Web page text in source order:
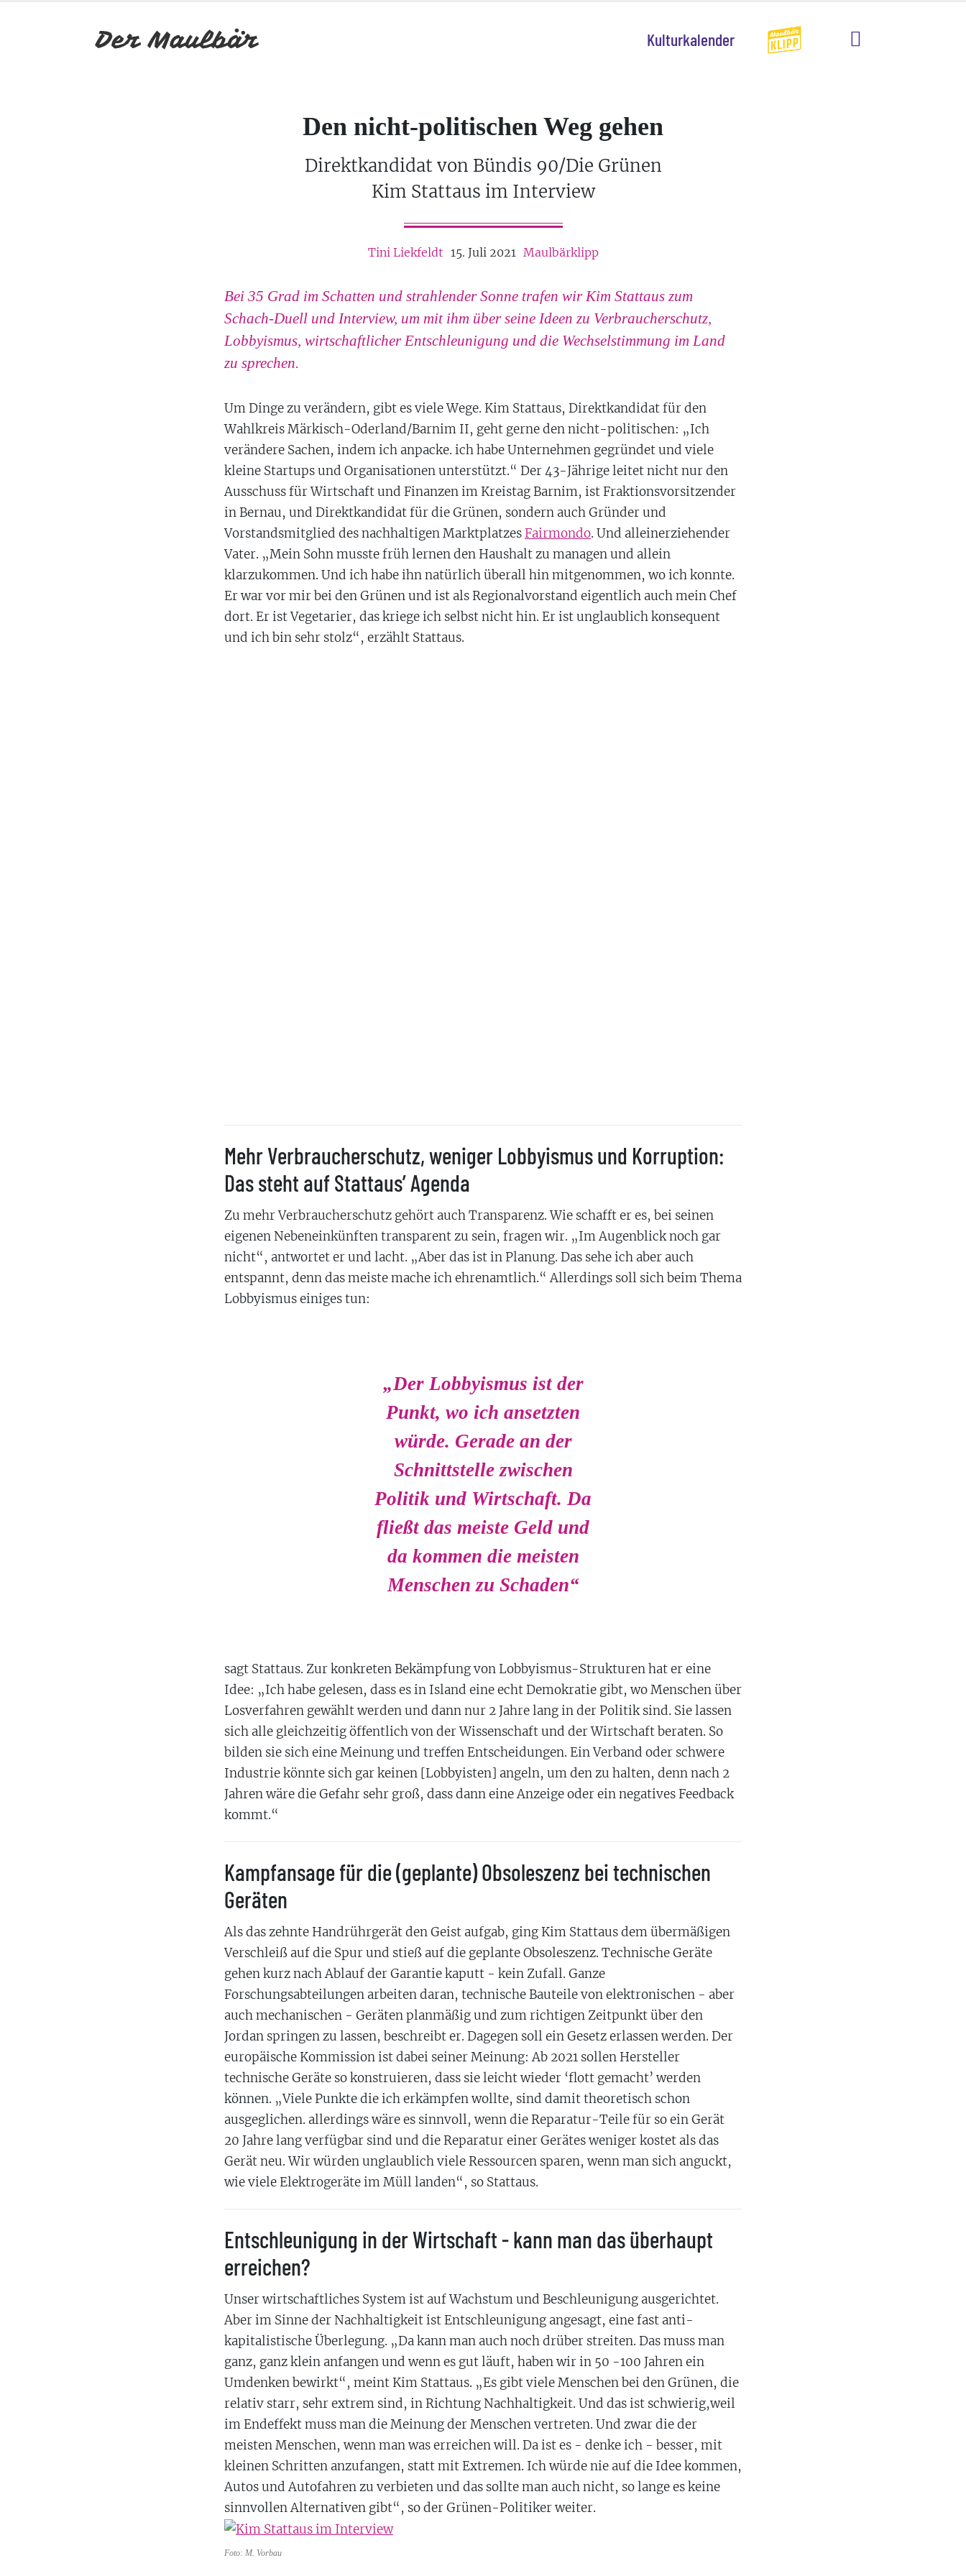
Kulturkalender
Den nicht-politischen Weg gehen
Direktkandidat von Bündis 90/Die Grünen
Kim Stattaus im Interview
Tini Liekfeldt 15. Juli 2021 Maulbärklipp
Bei 35 Grad im Schatten und strahlender Sonne trafen wir Kim Stattaus zum
Schach-Duell und Interview, um mit ihm über seine Ideen zu Verbraucherschutz,
Lobbyismus, wirtschaftlicher Entschleunigung und die Wechselstimmung im Land
zu sprechen.
Um Dinge zu verändern, gibt es viele Wege. Kim Stattaus, Direktkandidat für den
Wahlkreis Märkisch-Oderland/Barnim II, geht gerne den nicht-politischen: „Ich
verändere Sachen, indem ich anpacke. ich habe Unternehmen gegründet und viele
kleine Startups und Organisationen unterstützt.“ Der 43-Jährige leitet nicht nur den
Ausschuss für Wirtschaft und Finanzen im Kreistag Barnim, ist Fraktionsvorsitzender
in Bernau, und Direktkandidat für die Grünen, sondern auch Gründer und
Vorstandsmitglied des nachhaltigen MarktplatzesFairmondo. Und alleinerziehender
Vater. „Mein Sohn musste früh lernen den Haushalt zu managen und allein
klarzukommen. Und ich habe ihn natürlich überall hin mitgenommen, wo ich konnte.
Er war vor mir bei den Grünen und ist als Regionalvorstand eigentlich auch mein Chef
dort. Er ist Vegetarier, das kriege ich selbst nicht hin. Er ist unglaublich konsequent
und ich bin sehr stolz“, erzählt Stattaus.
Mehr Verbraucherschutz, weniger Lobbyismus und Korruption:
Das steht auf Stattaus’ Agenda
Zu mehr Verbraucherschutz gehört auch Transparenz. Wie schafft er es, bei seinen
eigenen Nebeneinkünften transparent zu sein, fragen wir. „Im Augenblick noch gar
nicht“, antwortet er und lacht. „Aber das ist in Planung. Das sehe ich aber auch
entspannt, denn das meiste mache ich ehrenamtlich.“ Allerdings soll sich beim Thema
Lobbyismus einiges tun:
„Der Lobbyismus ist der
Punkt, wo ich ansetzten
würde. Gerade an der
Schnittstelle zwischen
Politik und Wirtschaft. Da
fließt das meiste Geld und
da kommen die meisten
Menschen zu Schaden“
sagt Stattaus. Zur konkreten Bekämpfung von Lobbyismus-Strukturen hat er eine
Idee: „Ich habe gelesen, dass es in Island eine echt Demokratie gibt, wo Menschen über
Losverfahren gewählt werden und dann nur 2 Jahre lang in der Politik sind. Sie lassen
sich alle gleichzeitig öffentlich von der Wissenschaft und der Wirtschaft beraten. So
bilden sie sich eine Meinung und treffen Entscheidungen. Ein Verband oder schwere
Industrie könnte sich gar keinen [Lobbyisten] angeln, um den zu halten, denn nach 2
Jahren wäre die Gefahr sehr groß, dass dann eine Anzeige oder ein negatives Feedback
kommt.“
Kampfansage für die (geplante) Obsoleszenz bei technischen
Geräten
Als das zehnte Handrührgerät den Geist aufgab, ging Kim Stattaus dem übermäßigen
Verschleiß auf die Spur und stieß auf die geplante Obsoleszenz. Technische Geräte
gehen kurz nach Ablauf der Garantie kaputt - kein Zufall. Ganze
Forschungsabteilungen arbeiten daran, technische Bauteile von elektronischen - aber
auch mechanischen - Geräten planmäßig und zum richtigen Zeitpunkt über den
Jordan springen zu lassen, beschreibt er. Dagegen soll ein Gesetz erlassen werden. Der
europäische Kommission ist dabei seiner Meinung: Ab 2021 sollen Hersteller
technische Geräte so konstruieren, dass sie leicht wieder ‘flott gemacht’ werden
können. „Viele Punkte die ich erkämpfen wollte, sind damit theoretisch schon
ausgeglichen. allerdings wäre es sinnvoll, wenn die Reparatur-Teile für so ein Gerät
20 Jahre lang verfügbar sind und die Reparatur einer Gerätes weniger kostet als das
Gerät neu. Wir würden unglaublich viele Ressourcen sparen, wenn man sich anguckt,
wie viele Elektrogeräte im Müll landen“, so Stattaus.
Entschleunigung in der Wirtschaft - kann man das überhaupt
erreichen?
Unser wirtschaftliches System ist auf Wachstum und Beschleunigung ausgerichtet.
Aber im Sinne der Nachhaltigkeit ist Entschleunigung angesagt, eine fast anti-
kapitalistische Überlegung. „Da kann man auch noch drüber streiten. Das muss man
ganz, ganz klein anfangen und wenn es gut läuft, haben wir in 50 -100 Jahren ein
Umdenken bewirkt“, meint Kim Stattaus. „Es gibt viele Menschen bei den Grünen, die
relativ starr, sehr extrem sind, in Richtung Nachhaltigkeit. Und das ist schwierig,weil
im Endeffekt muss man die Meinung der Menschen vertreten. Und zwar die der
meisten Menschen, wenn man was erreichen will. Da ist es - denke ich - besser, mit
kleinen Schritten anzufangen, statt mit Extremen. Ich würde nie auf die Idee kommen,
Autos und Autofahren zu verbieten und das sollte man auch nicht, so lange es keine
sinnvollen Alternativen gibt“, so der Grünen-Politiker weiter.
Foto: M. Vorbau